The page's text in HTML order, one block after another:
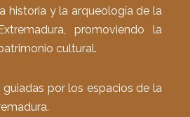
historia y la arqueología de la
promoviendo la
cultural.
guiadas por los espacios de la